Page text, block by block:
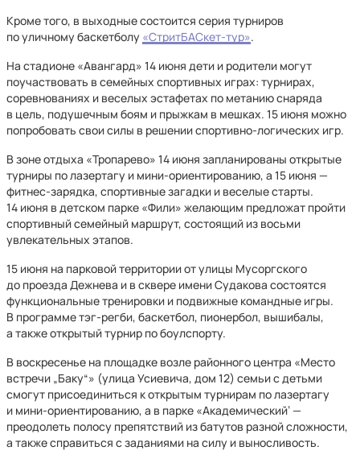
Кроме того, в выходные состоится серия турниров
по уличному баскетболу «СтритБАСкет-тур».
На стадионе «Авангард» 14 июня дети и родители могут
поучаствовать в семейных спортивных играх: турнирах,
соревнованиях и веселых эстафетах по метанию снаряда
в цель, подушечным боям и прыжкам в мешках. 15 июня можно
попробовать свои силы в решении спортивно-логических игр.
В зоне отдыха «Тропарево» 14 июня запланированы открытые
турниры по лазертагу и мини-ориентированию, а 15 июня —
фитнес-зарядка, спортивные загадки и веселые старты.
14 июня в детском парке «Фили» желающим предложат пройти
спортивный семейный маршрут, состоящий из восьми
увлекательных этапов.
15 июня на парковой территории от улицы Мусоргского
до проезда Дежнева и в сквере имени Судакова состоятся
функциональные тренировки и подвижные командные игры.
В программе тэг-регби, баскетбол, пионербол, вышибалы,
а также открытый турнир по боулспорту.
В воскресенье на площадке возле районного центра «Место
встречи „Баку“» (улица Усиевича, дом 12) семьи с детьми
смогут присоединиться к открытым турнирам по лазертагу
и мини-ориентированию, а в парке «Академический‘ —
преодолеть полосу препятствий из батутов разной сложности,
а также справиться с заданиями на силу и выносливость.